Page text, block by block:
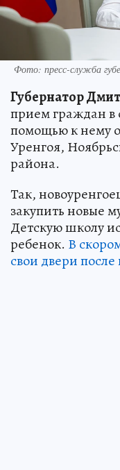
Фото: пресс-служба
Губернатор
прием граждан в
помощью к нему
Уренгоя,
района.
Так,
закупить новые
Детскую школу
ребенок. В
свои двери